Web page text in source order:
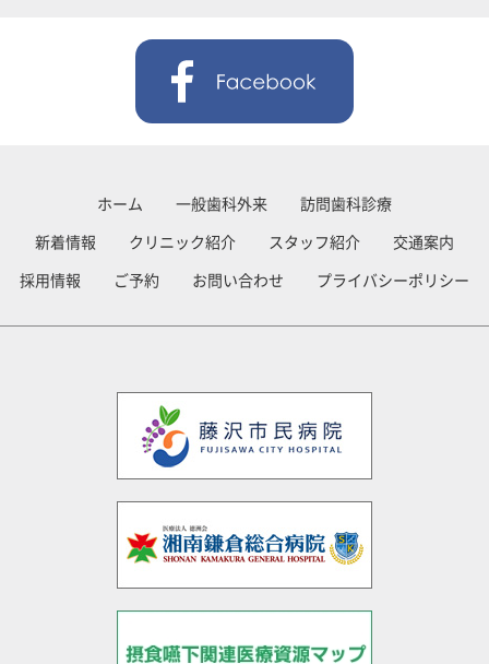
ホーム 一般歯科外来
訪問歯科診療
新着情報
クリニック紹介 スタッフ紹介
交通案内
採用情報
ご予約 お問い合わせ プライバシーポリシー